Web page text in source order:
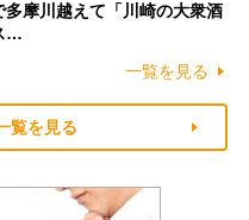
多摩川越えて「川崎の大衆酒
…
一覧を見る
覧を見る